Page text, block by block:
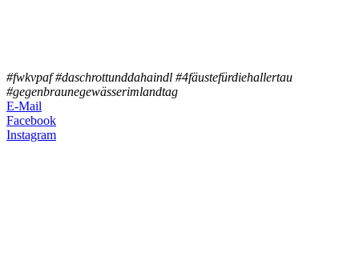
#fwkvpaf #daschrottunddahaindl #4fäustefürdiehallertau
#gegenbraunegewässerimlandtag
E-Mail
Facebook
Instagram